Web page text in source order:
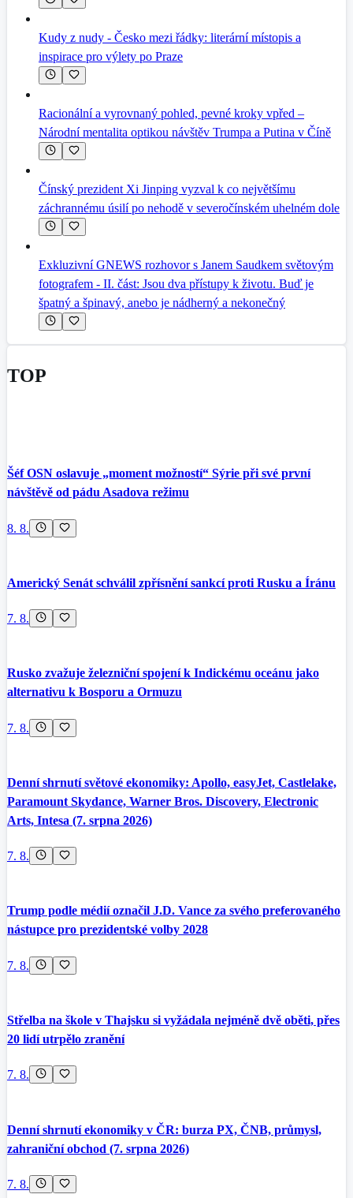
Kudy z nudy - Česko mezi řádky: literární místopis a
inspirace pro výlety po Praze
Racionální a vyrovnaný pohled, pevné kroky vpřed –
Národní mentalita optikou návštěv Trumpa a Putina v Číně
Čínský prezident Xi Jinping vyzval k co největšímu
záchrannému úsilí po nehodě v severočínském uhelném dole
Exkluzivní GNEWS rozhovor s Janem Saudkem světovým
fotografem - II. část: Jsou dva přístupy k životu. Buď je
špatný a špinavý, anebo je nádherný a nekonečný
TOP
Šéf OSN oslavuje „moment možností“ Sýrie při své první
návštěvě od pádu Asadova režimu
8. 8.
Americký Senát schválil zpřísnění sankcí proti Rusku a Íránu
7. 8.
Rusko zvažuje železniční spojení k Indickému oceánu jako
alternativu k Bosporu a Ormuzu
7. 8.
Denní shrnutí světové ekonomiky: Apollo, easyJet, Castlelake,
Paramount Skydance, Warner Bros. Discovery, Electronic
Arts, Intesa (7. srpna 2026)
7. 8.
Trump podle médií označil J.D. Vance za svého preferovaného
nástupce pro prezidentské volby 2028
7. 8.
Střelba na škole v Thajsku si vyžádala nejméně dvě oběti, přes
20 lidí utrpělo zranění
7. 8.
Denní shrnutí ekonomiky v ČR: burza PX, ČNB, průmysl,
zahraniční obchod (7. srpna 2026)
7. 8.